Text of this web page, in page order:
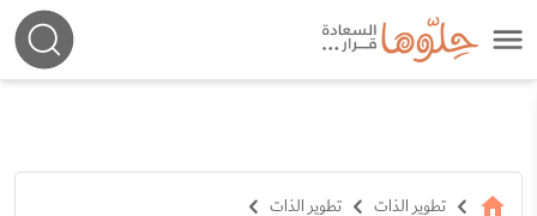
تطوير الذات
تطوير الذات